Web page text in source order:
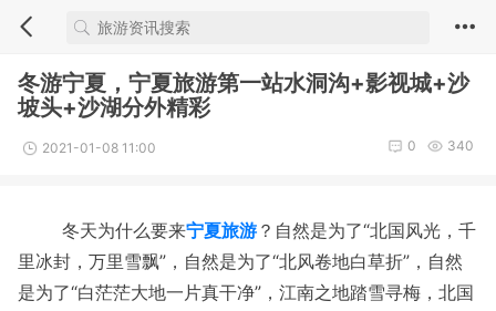
冬游宁夏，宁夏旅游第一站水洞沟+影视城+沙
坡头+沙湖分外精彩
2021-01-08 11:00 340
0
冬天为什么要来宁夏旅游 ？自然是为了“北国风光，千
里冰封，万里雪飘”，自然是为了“北风卷地白草折”，自然
是为了“白茫茫大地一片真干净”，江南之地踏雪寻梅，北国